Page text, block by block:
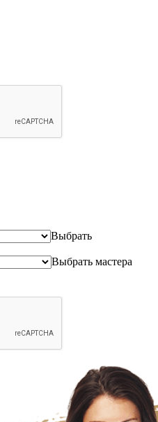
Выбрать
Выбрать мастера